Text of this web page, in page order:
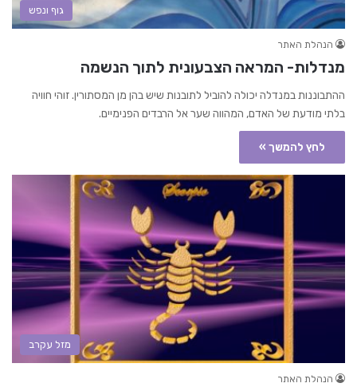
גוף ונפש
הנהלת האתר
מנדלות- המראה הצבעונית לתוך הנשמה
ההתבוננות במנדלה יכולה להוביל לתובנות שיש בהן מן המסתורין. זוהי חוויה
בלתי מודעת של האדם, המהווה שער אל הרבדים הפנימיים.
לחץ להמשך »
מזל עקרב
הנהלת האתר